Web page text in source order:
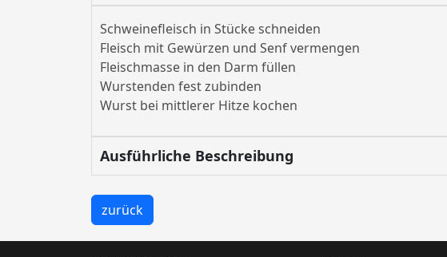
Schweinefleisch in Stücke schneiden
Fleisch mit Gewürzen und Senf vermengen
Fleischmasse in den Darm füllen
Wurstenden fest zubinden
Wurst bei mittlerer Hitze kochen
Ausführliche Beschreibung
zurück